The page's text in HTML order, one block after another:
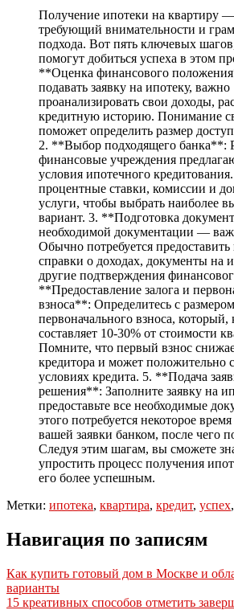
Получение ипотеки на квартиру
требующий внимательности и
подхода. Вот пять ключевых
помогут добиться успеха в этом
**Оценка финансового
подавать заявку на ипотеку, важно
проанализировать свои доходы,
кредитную историю. Понимание
поможет определить размер
2. **Выбор подходящего банка**:
финансовые учреждения
условия ипотечного
процентные ставки, комиссии и
услуги, чтобы выбрать наиболее
вариант. 3. **Подготовка
необходимой документации —
Обычно потребуется предоставить
справки о доходах, документы на
другие подтверждения
**Предоставление залога и
взноса**: Определитесь с размером
первоначального взноса, который,
составляет 10-30% от стоимости
Помните, что первый взнос
кредитора и может положительно
условиях кредита. 5. **Подача
решения**: Заполните заявку на
предоставьте все необходимые
этого потребуется некоторое
вашей заявки банком, после чего
Следуя этим шагам, вы сможете
упростить процесс получения
его более успешным.
Метки: ипотека, квартира, кредит, успех,
Навигация по записям
Как купить готовый дом в Москве и
варианты
15 креативных способов отметить